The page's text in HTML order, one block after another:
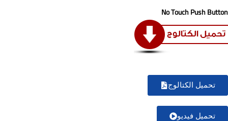
No Touch Push Button
تحميل الكتالوج
تحميل فيديو